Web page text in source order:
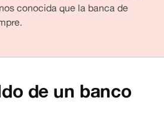
conocida que la banca de
de un banco